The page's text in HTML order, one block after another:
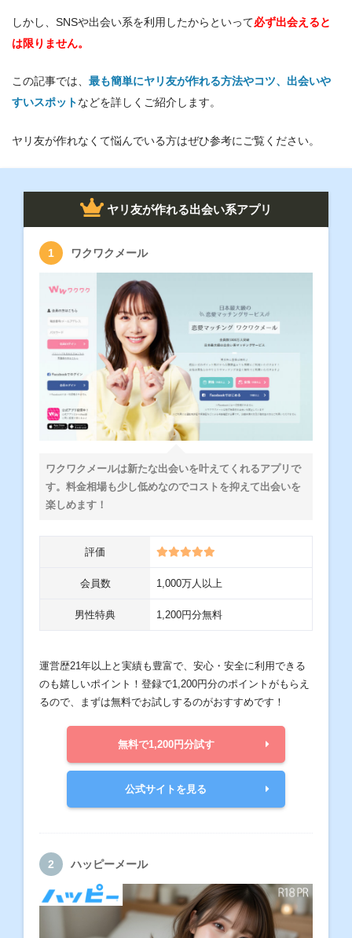
しかし、SNSや出会い系を利用したからといって必ず出会えると
は限りません。
この記事では、 最も簡単にヤリ友が作れる方法やコツ、出会いや
すいスポットなどを詳しくご紹介します。
ヤリ友が作れなくて悩んでいる方はぜひ参考にご覧ください。
ヤリ友が作れる出会い系アプリ
ワクワクメール
ワクワクメールは新たな出会いを叶えてくれるアプリで
す。料金相場も少し低めなのでコストを抑えて出会いを
楽しめます！
評価
会員数 1,000万人以上
男性特典 1,200円分無料
運営歴21年以上と実績も豊富で、安心・安全に利用できる
のも嬉しいポイント！登録で1,200円分のポイントがもらえ
るので、まずは無料でお試しするのがおすすめです！
無料で1,200円分試す
公式サイトを見る
ハッピーメール